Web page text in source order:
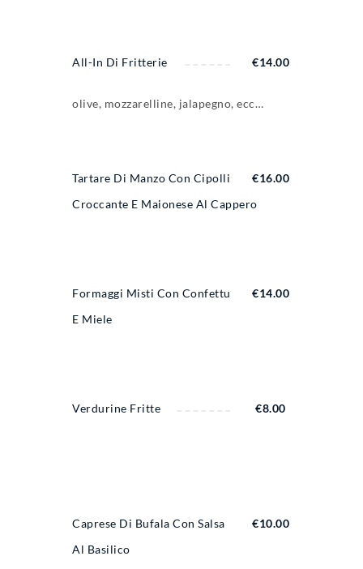
All-In Di Fritterie €14.00
olive, mozzarelline, jalapegno, ecc…
Tartare Di Manzo Con Cipollina
Croccante E Maionese Al Cappero
€16.00
Formaggi Misti Con Confetture
E Miele
€14.00
Verdurine Fritte €8.00
Caprese Di Bufala Con Salsa
Al Basilico
€10.00